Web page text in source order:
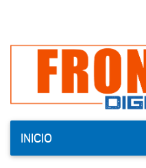
INICIO